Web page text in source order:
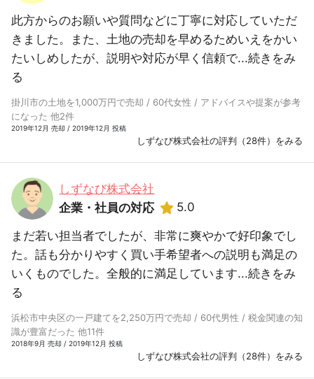
此方からのお願いや質問などに丁寧に対応していただ
きました。また、土地の売却を早めるためいえをかい
たいしめしたが、説明や対応が早く信頼で...続きをみ
る
掛川市の土地を1,000万円で売却 / 60代女性 / アドバイスや提案が参考
になった 他2件
2019年12月 売却 / 2019年12月 投稿
しずなび株式会社の評判（28件）をみる
しずなび株式会社
企業・社員の対応
5.0
まだ若い担当者でしたが、非常に爽やかで好印象でし
た。話も分かりやすく買い手希望者への説明も満足の
いくものでした。全般的に満足しています...続きをみ
る
浜松市中央区の一戸建てを2,250万円で売却 / 60代男性 / 税金関連の知
識が豊富だった 他11件
2018年9月 売却 / 2019年12月 投稿
しずなび株式会社の評判（28件）をみる